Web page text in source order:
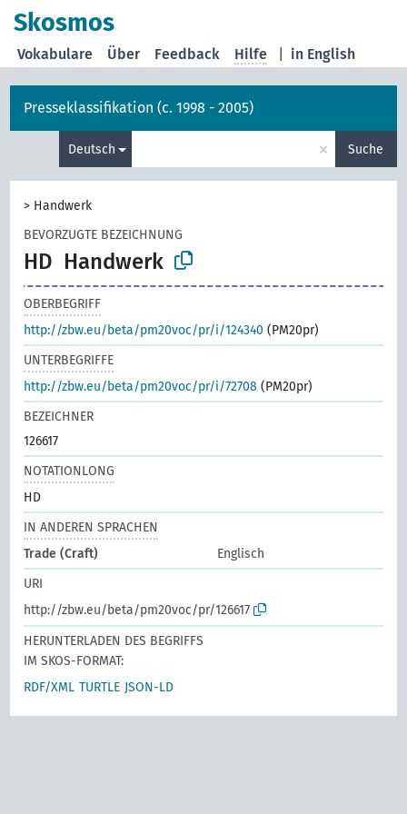
Skosmos
in English
Vokabulare Über Feedback Hilfe
Presseklassifikation (c. 1998 - 2005)
Deutsch × Suche
> Handwerk
BEVORZUGTE BEZEICHNUNG
HD Handwerk
OBERBEGRIFF
http://zbw.eu/beta/pm20voc/pr/i/124340 (PM20pr)
UNTERBEGRIFFE
http://zbw.eu/beta/pm20voc/pr/i/72708 (PM20pr)
BEZEICHNER
126617
NOTATIONLONG
HD
IN ANDEREN SPRACHEN
Trade (Craft)
Englisch
URI
http://zbw.eu/beta/pm20voc/pr/126617
HERUNTERLADEN DES BEGRIFFS
IM SKOS-FORMAT:
RDF/XML TURTLE JSON-LD